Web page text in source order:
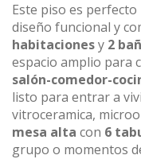
Este piso es perfecto
diseño funcional y
habitacionesy 2
espacio amplio para
salón-comedor-
listo para entrar a
vitroceramica,
mesa alta con 6
grupo o momentos